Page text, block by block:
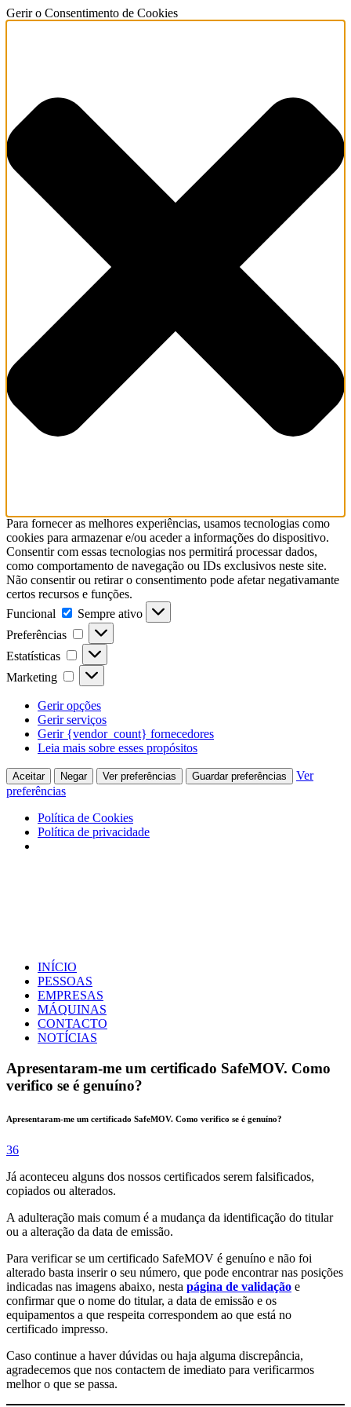
Gerir o Consentimento de Cookies
Para fornecer as melhores experiências, usamos tecnologias como
cookies para armazenar e/ou aceder a informações do dispositivo.
Consentir com essas tecnologias nos permitirá processar dados,
como comportamento de navegação ou IDs exclusivos neste site.
Não consentir ou retirar o consentimento pode afetar negativamante
certos recursos e funções.
Funcional
Funcional
Sempre ativo
Preferências
Preferências
Estatísticas Estatísticas
Marketing Marketing
Gerir opções
Gerir serviços
Gerir {vendor_count} fornecedores
Leia mais sobre esses propósitos
Aceitar Negar Ver preferências Guardar preferências
Ver
preferências
Política de Cookies
Política de privacidade
INÍCIO
PESSOAS
EMPRESAS
MÁQUINAS
CONTACTO
NOTÍCIAS
Apresentaram-me um certificado SafeMOV. Como
verifico se é genuíno?
Apresentaram-me um certificado SafeMOV. Como verifico se é genuíno?
36
Já aconteceu alguns dos nossos certificados serem falsificados,
copiados ou alterados.
A adulteração mais comum é a mudança da identificação do titular
ou a alteração da data de emissão.
Para verificar se um certificado SafeMOV é genuíno e não foi
alterado basta inserir o seu número, que pode encontrar nas posições
indicadas nas imagens abaixo, nesta página de validação e
confirmar que o nome do titular, a data de emissão e os
equipamentos a que respeita correspondem ao que está no
certificado impresso.
Caso continue a haver dúvidas ou haja alguma discrepância,
agradecemos que nos contactem de imediato para verificarmos
melhor o que se passa.